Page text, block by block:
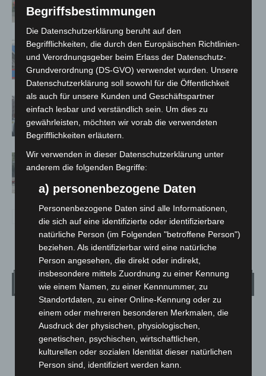
Kreuz
Mann läuft mit Hockeyschläger über
A7 – Polizei sucht Zeugen
Celle: Mensch stirbt bei Bagger-Unfall
auf Baustelle
Gasleitung bei McDonald’s-Umbau in
Langenhagen beschädigt
Wetter
LANGENHAGEN
20.3°C 21.1°
Begriffsbestimmungen
Die Datenschutzerklärung beruht auf den
Begrifflichkeiten, die durch den Europäischen Richtlinien-
und Verordnungsgeber beim Erlass der Datenschutz-
Grundverordnung (DS-GVO) verwendet wurden. Unsere
Datenschutzerklärung soll sowohl für die Öffentlichkeit
als auch für unsere Kunden und Geschäftspartner
einfach lesbar und verständlich sein. Um dies zu
gewährleisten, möchten wir vorab die verwendeten
Begrifflichkeiten erläutern.
Wir verwenden in dieser Datenschutzerklärung unter
anderem die folgenden Begriffe:
a) personenbezogene Daten
Personenbezogene Daten sind alle Informationen,
die sich auf eine identifizierte oder identifizierbare
natürliche Person (im Folgenden "betroffene Person")
beziehen. Als identifizierbar wird eine natürliche
Person angesehen, die direkt oder indirekt,
insbesondere mittels Zuordnung zu einer Kennung
wie einem Namen, zu einer Kennnummer, zu
Standortdaten, zu einer Online-Kennung oder zu
einem oder mehreren besonderen Merkmalen, die
Ausdruck der physischen, physiologischen,
genetischen, psychischen, wirtschaftlichen,
kulturellen oder sozialen Identität dieser natürlichen
Person sind, identifiziert werden kann.